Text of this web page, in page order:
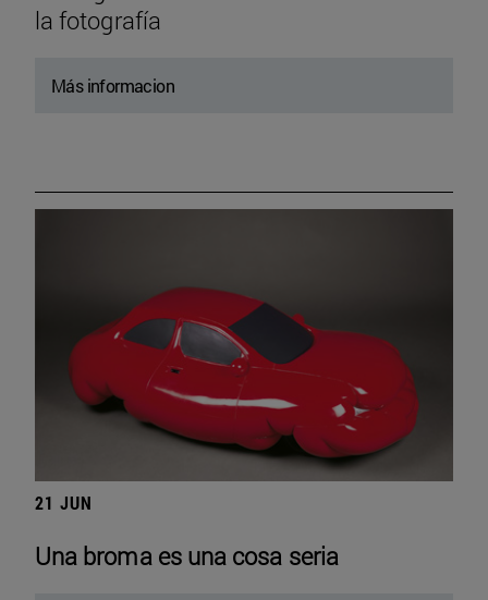
la fotografía
Más informacion
21 JUN
Una broma es una cosa seria